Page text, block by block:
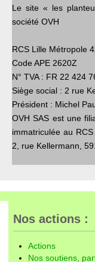
Le site « les
société OVH
RCS Lille Métropole
Code APE 2620Z
N° TVA : FR 22 424
Siège social : 2 rue
Président : Michel
OVH SAS est une
immatriculée au
2, rue Kellermann,
Nos actions :
Actions
Nos soutiens,